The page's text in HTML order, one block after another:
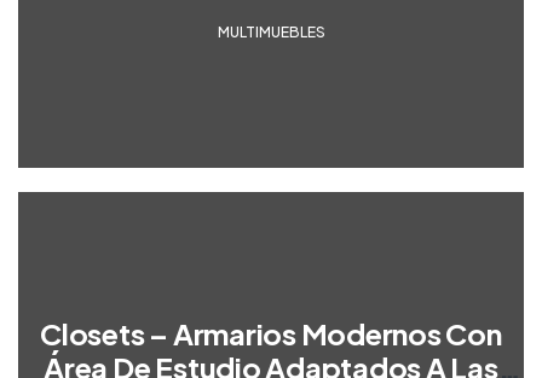
MULTIMUEBLES
Closets – Armarios Modernos Con
Área De Estudio Adaptados A Las